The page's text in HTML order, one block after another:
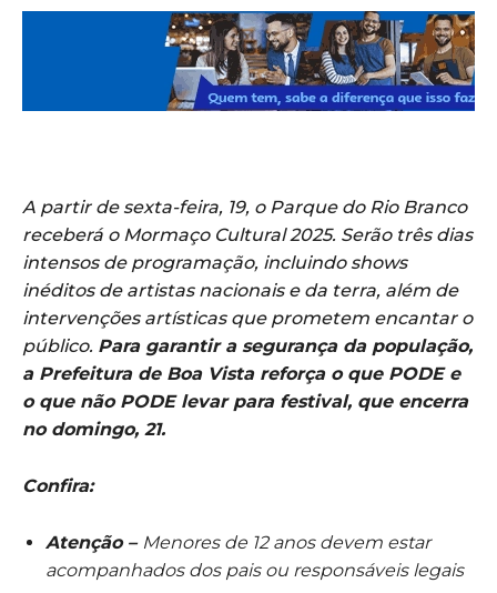
A partir de sexta-feira, 19, o Parque do Rio Branco
receberá o Mormaço Cultural 2025. Serão três dias
intensos de programação, incluindo shows
inéditos de artistas nacionais e da terra, além de
intervenções artísticas que prometem encantar o
público. Para garantir a segurança da população,
a Prefeitura de Boa Vista reforça o que PODE e
o que não PODE levar para festival, que encerra
no domingo, 21.
Confira:
Atenção – Menores de 12 anos devem estar
acompanhados dos pais ou responsáveis legais